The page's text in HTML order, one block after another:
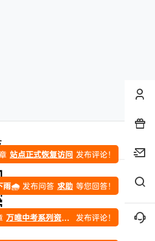
站点正式恢复访问 发布评论！
站点正式恢复访问 发布评论！
雨🌧️ 发布问答 求助 等您回答！
万唯中考系列资料合集 发布评论！